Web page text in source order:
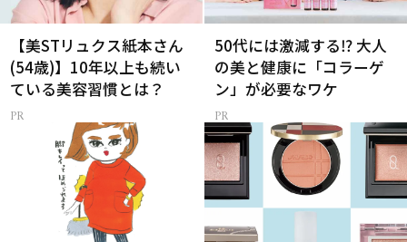
【美STリュクス紙本さん
(54歳)】10年以上も続い
ている美容習慣とは？
50代には激減する⁉ 大人
の美と健康に「コラーゲ
ン」が必要なワケ